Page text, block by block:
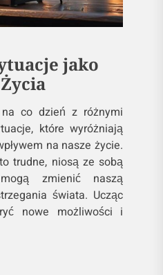
jako
co dzień z różnymi
które wyróżniają
na nasze życie.
trudne, niosą ze sobą
zmienić naszą
świata. Ucząc
nowe możliwości i